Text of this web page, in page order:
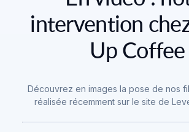
intervention
Up Coffee
Découvrez en images la pose de nos
réalisée récemment sur le site de